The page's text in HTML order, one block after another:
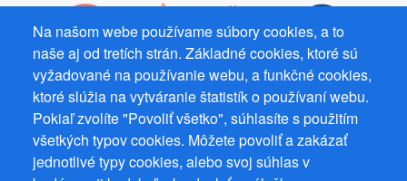
Na našom webe používame súbory cookies, a to
naše aj od tretích strán. Základné cookies, ktoré sú
vyžadované na používanie webu, a funkčné cookies,
ktoré slúžia na vytváranie štatistík o používaní webu.
Pokiaľ zvolíte "Povoliť všetko", súhlasíte s použitím
všetkých typov cookies. Môžete povoliť a zakázať
jednotlivé typy cookies, alebo svoj súhlas v
Prevádzkovateľ: Mgr. Bc. Žaneta Radimecká, MBA, Ostrov 256, 561
22 Ostrov, IČ 08993033, DIČ CZ9161263958
© 2026PuzzleWebss.r.o.